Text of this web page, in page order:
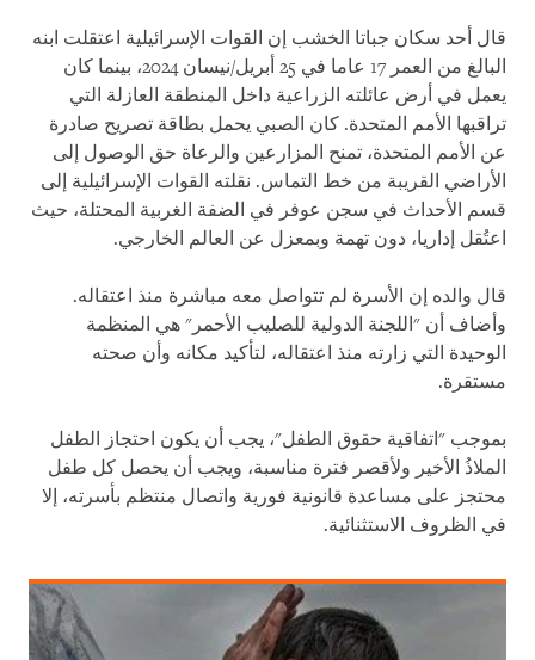
قال أحد سكان جباتا الخشب إن القوات الإسرائيلية اعتقلت ابنه
البالغ من العمر 17 عاما في 25 أبريل/نيسان 2024، بينما كان
يعمل في أرض عائلته الزراعية داخل المنطقة العازلة التي
تراقبها الأمم المتحدة. كان الصبي يحمل بطاقة تصريح صادرة
عن الأمم المتحدة، تمنح المزارعين والرعاة حق الوصول إلى
الأراضي القريبة من خط التماس. نقلته القوات الإسرائيلية إلى
قسم الأحداث في سجن عوفر في الضفة الغربية المحتلة، حيث
اعتُقل إداريا، دون تهمة وبمعزل عن العالم الخارجي.
قال والده إن الأسرة لم تتواصل معه مباشرة منذ اعتقاله.
وأضاف أن "اللجنة الدولية للصليب الأحمر" هي المنظمة
الوحيدة التي زارته منذ اعتقاله، لتأكيد مكانه وأن صحته
مستقرة.
بموجب "اتفاقية حقوق الطفل"، يجب أن يكون احتجاز الطفل
الملاذُ الأخير ولأقصر فترة مناسبة، ويجب أن يحصل كل طفل
محتجز على مساعدة قانونية فورية واتصال منتظم بأسرته، إلا
في الظروف الاستثنائية.